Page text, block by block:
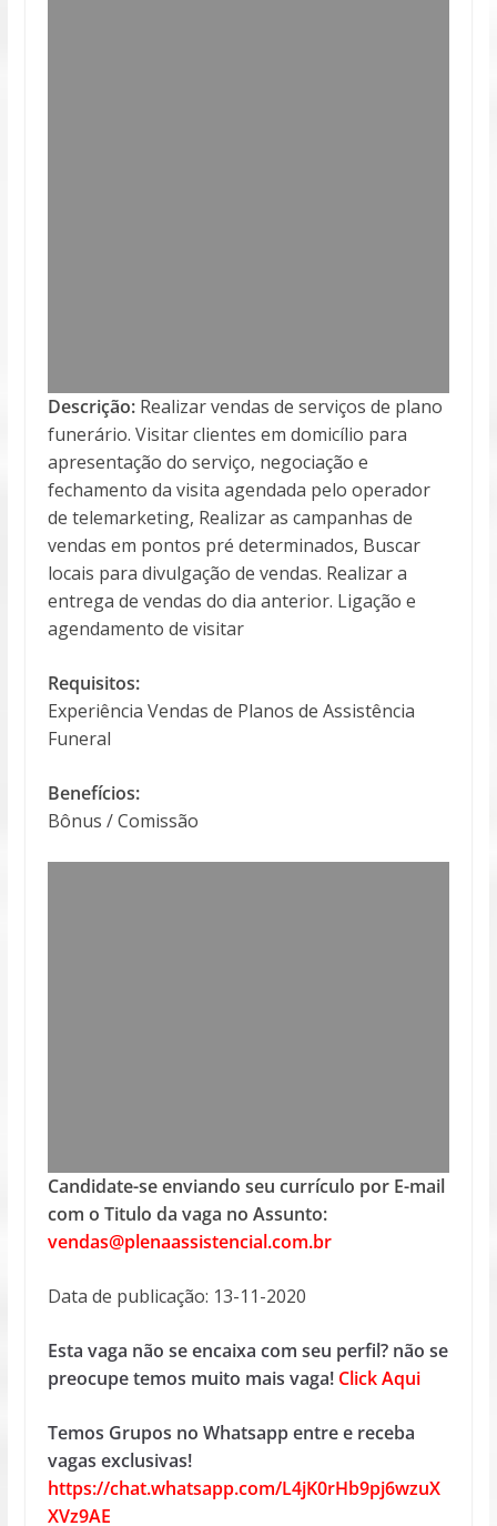
Descrição:Realizar vendas de serviços de plano
funerário. Visitar clientes em domicílio para
apresentação do serviço, negociação e
fechamento da visita agendada pelo operador
de telemarketing, Realizar as campanhas de
vendas em pontos pré determinados, Buscar
locais para divulgação de vendas. Realizar a
entrega de vendas do dia anterior. Ligação e
agendamento de visitar
Requisitos:
Experiência Vendas de Planos de Assistência
Funeral
Benefícios:
Bônus / Comissão
Candidate-se enviando seu currículo por E-mail
com o Titulo da vaga no Assunto:
vendas@plenaassistencial.com.br
Data de publicação: 13-11-2020
Esta vaga não se encaixa com seu perfil? não se
preocupe temos muito mais vaga! Click Aqui
Temos Grupos no Whatsapp entre e receba
vagas exclusivas!
https://chat.whatsapp.com/L4jK0rHb9pj6wzuX
XVz9AE